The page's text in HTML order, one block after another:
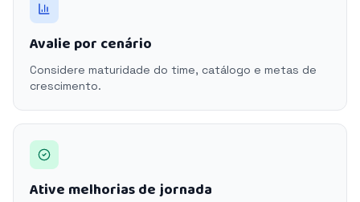
Avalie por cenário
Considere maturidade do time, catálogo e metas de
crescimento.
Ative melhorias de jornada